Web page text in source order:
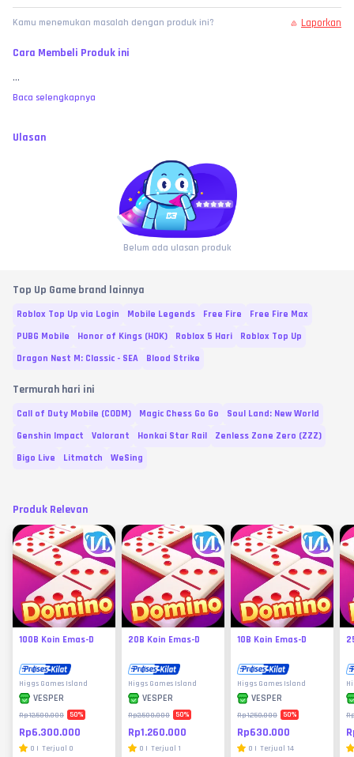
Kamu menemukan masalah dengan produk ini? Laporkan
Cara Membeli Produk ini
...
Baca selengkapnya
Ulasan
Belum ada ulasan produk
Top Up Game brand lainnya
Roblox Top Up via Login Mobile Legends Free Fire
Free Fire Max
PUBG Mobile
Honor of Kings (HOK) Roblox 5 Hari
Roblox Top Up
Dragon Nest M: Classic - SEA
Blood Strike
Termurah hari ini
Call of Duty Mobile (CODM) Magic Chess Go Go
Soul Land: New World
Genshin Impact
Valorant Honkai Star Rail
Zenless Zone Zero (ZZZ)
Bigo Live
Litmatch WeSing
Produk Relevan
100B Koin Emas-D
Higgs Games Island
VESPER
Rp12.500.000 50%
Rp6.300.000
0 | Terjual 0
20B Koin Emas-D
Higgs Games Island
VESPER
Rp2.500.000 50%
Rp1.260.000
0 | Terjual 1
10B Koin Emas-D
Higgs Games Island
VESPER
Rp1.250.000 50%
Rp630.000
0 | Terjual 14